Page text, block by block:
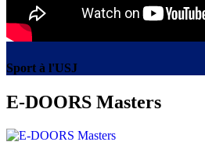
Sport à l'USJ
E-DOORS Masters